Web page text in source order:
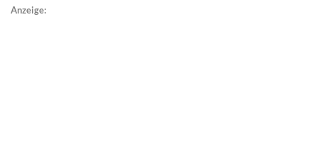
Anzeige: